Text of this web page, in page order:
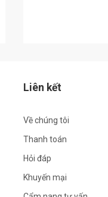
Liên kết
Về chúng tôi
Thanh toán
Hỏi đáp
Khuyến mại